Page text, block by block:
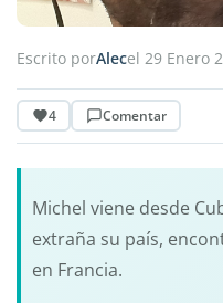
Escrito porAlecel 29 Enero
4 Comentar
Michel viene desde
extraña su país,
en Francia.